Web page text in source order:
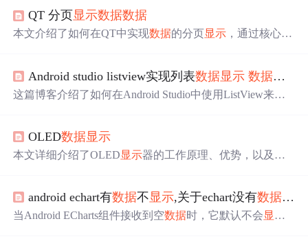
QT 分页显示数据数据
本文介绍了如何在QT中实现数据的分页显示 ，通过核心
Android studio listview实现列表数据显示 数据循环
这篇博客介绍了如何在Android Studio中使用ListView来展
OLED数据显示
本文详细介绍了OLED显示器的工作原理、优势，以及汉
寸OLED显示屏的数据显示步骤，以及运用中文点阵显示
汉字的方法。
android echart有数据不显示,关于echart没有数据显示
当Android ECharts组件接收到空数据时，它默认不会显示